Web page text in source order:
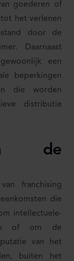
goederen of
het verlenen
door de
Daarnaast
een
beperkingen
die worden
distributie
de
franchising
die
intellectuele-
of om de
van het
buiten het